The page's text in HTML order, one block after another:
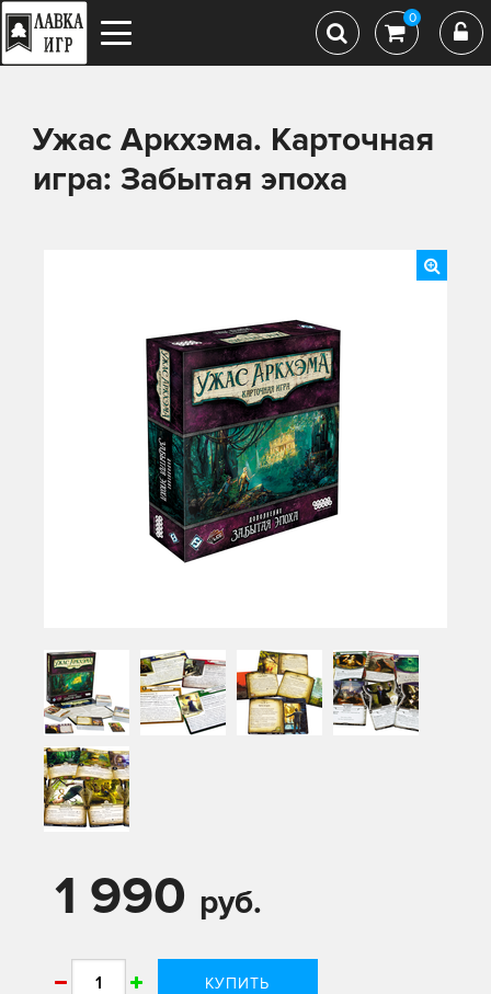
0
Ужас Аркхэма. Карточная
игра: Забытая эпоха
1 990 руб.
КУПИТЬ